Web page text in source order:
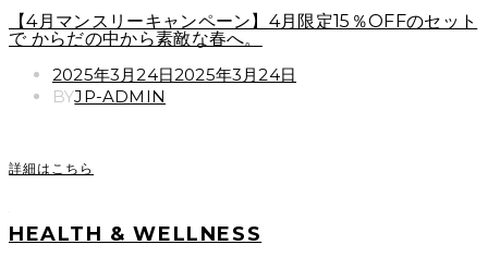
【4月マンスリーキャンペーン】4月限定15％OFFのセット
で からだの中から素敵な春へ。
POSTED
ON
2025年3月24日2025年3月24日
BYJP-ADMIN
詳細はこちら
HEALTH & WELLNESS